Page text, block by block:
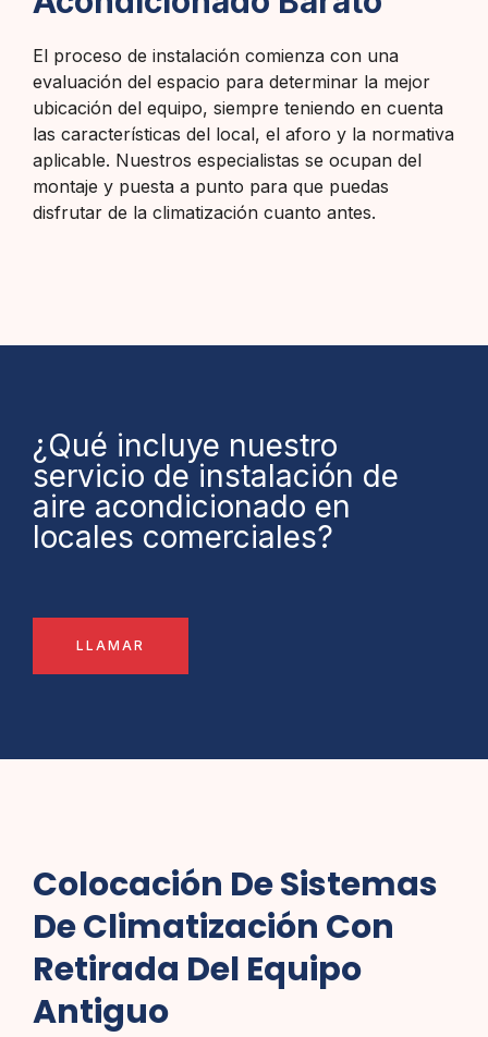
El proceso de instalación comienza con una
evaluación del espacio para determinar la mejor
ubicación del equipo, siempre teniendo en cuenta
las características del local, el aforo y la normativa
aplicable. Nuestros especialistas se ocupan del
montaje y puesta a punto para que puedas
disfrutar de la climatización cuanto antes.
¿Qué incluye nuestro
servicio de instalación de
aire acondicionado en
locales comerciales?
LLAMAR
Colocación De Sistemas
De Climatización Con
Retirada Del Equipo
Antiguo